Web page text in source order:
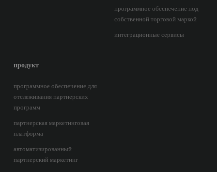
программное обеспечение под
собственной торговой маркой
интеграционные сервисы
продукт
программное обеспечение для
отслеживания партнерских
программ
партнерская маркетинговая
платформа
автоматизированный
партнерский маркетинг